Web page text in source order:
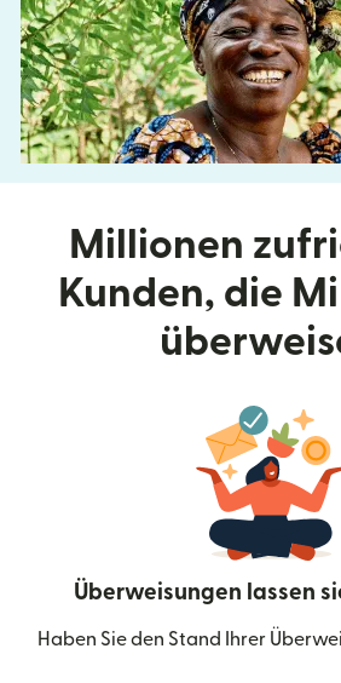
Millionen
Kunden, die
Überweisungen lassen
Haben Sie den Stand Ihrer